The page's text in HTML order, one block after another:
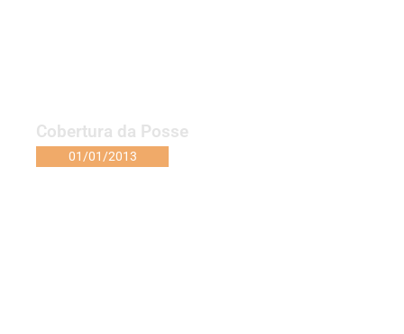
Cobertura da Posse
01/01/2013